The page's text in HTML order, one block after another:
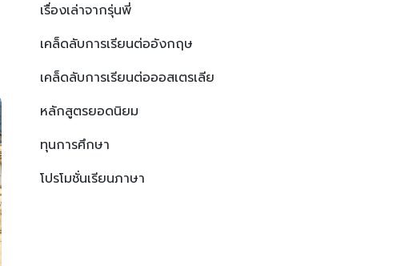
เรื่องเล่าจากรุ่นพี่
เคล็ดลับการเรียนต่ออังกฤษ
เคล็ดลับการเรียนต่อออสเตรเลีย
หลักสูตรยอดนิยม
ทุนการศึกษา
โปรโมชั่นเรียนภาษา